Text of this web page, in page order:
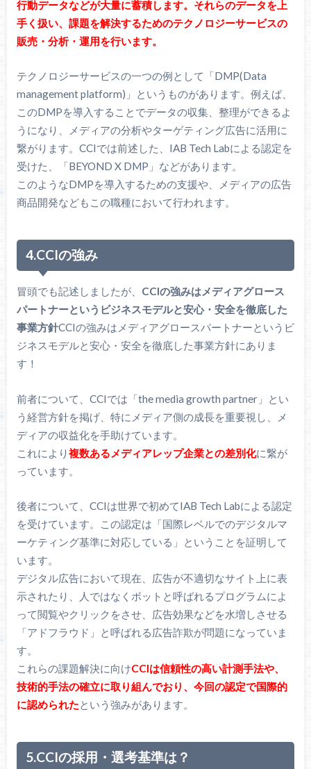
行動データなどが大量に蓄積します。それらのデータを上
手く扱い、課題を解決するためのテクノロジーサービスの
販売・分析・運用を行います。
テクノロジーサービスの一つの例として「DMP(Data
management platform)」というものがあります。例えば、
このDMPを導入することでデータの収集、整理ができるよ
うになり、メディアの分析やターゲティング広告に活用に
繋がります。CCIでは前述した、IAB Tech Labによる認定を
受けた、「BEYOND X DMP」などがあります。
このようなDMPを導入するための支援や、メディアの広告
商品開発などもこの職種において行われます。
4.CCIの強み
冒頭でも記述しましたが、 CCIの強みはメディアグロース
パートナーというビジネスモデルと安心・安全を徹底した
事業方針CCIの強みはメディアグロースパートナーというビ
ジネスモデルと安心・安全を徹底した事業方針にありま
す！
前者について、CCIでは「the media growth partner」とい
う経営方針を掲げ、特にメディア側の成長を重要視し、メ
ディアの収益化を手助けています。
これにより複数あるメディアレップ企業との差別化に繋が
っています。
後者について、CCIは世界で初めてIAB Tech Labによる認定
を受けています。この認定は「国際レベルでのデジタルマ
ーケティング基準に対応している」ということを証明して
います。
デジタル広告において現在、広告が不適切なサイト上に表
示されたり、人ではなくボットと呼ばれるプログラムによ
って閲覧やクリックをさせ、広告効果などを水増しさせる
「アドフラウド」と呼ばれる広告詐欺が問題になっていま
す。
これらの課題解決に向けCCIは信頼性の高い計測手法や、
技術的手法の確立に取り組んでおり、今回の認定で国際的
に認められたという強みがあります。
5.CCIの採用・選考基準は？